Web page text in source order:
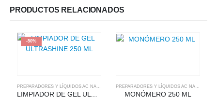
PRODUCTOS RELACIONADOS
-50%
PREPARADORES Y LÍQUIDOS AC NAILS
LIMPIADOR DE GEL ULTRASHINE 250 ML
PREPARADORES Y LÍQUIDOS AC NAILS
MONÓMERO 250 ML